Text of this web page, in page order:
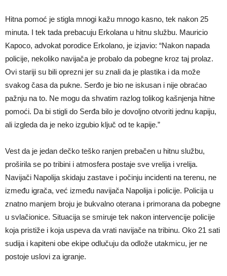
Hitna pomoć je stigla mnogi kažu mnogo kasno, tek nakon 25
minuta. I tek tada prebacuju Erkolana u hitnu službu. Mauricio
Kapoco, advokat porodice Erkolano, je izjavio: “Nakon napada
policije, nekoliko navijača je probalo da pobegne kroz taj prolaz.
Ovi stariji su bili oprezni jer su znali da je plastika i da može
svakog časa da pukne. Serđo je bio ne iskusan i nije obraćao
pažnju na to. Ne mogu da shvatim razlog tolikog kašnjenja hitne
pomoći. Da bi stigli do Serđa bilo je dovoljno otvoriti jednu kapiju,
ali izgleda da je neko izgubio ključ od te kapije.”
Vest da je jedan dečko teško ranjen prebačen u hitnu službu,
proširila se po tribini i atmosfera postaje sve vrelija i vrelija.
Navijači Napolija skidaju zastave i počinju incidenti na terenu, ne
između igrača, već između navijača Napolija i policije. Policija u
znatno manjem broju je bukvalno oterana i primorana da pobegne
u svlačionice. Situacija se smiruje tek nakon intervencije policije
koja pristiže i koja uspeva da vrati navijače na tribinu. Oko 21 sati
sudija i kapiteni obe ekipe odlučuju da odlože utakmicu, jer ne
postoje uslovi za igranje.